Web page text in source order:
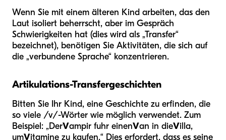
Wenn Sie mit einem älteren Kind arbeiten, das den
Laut isoliert beherrscht, aber im Gespräch
Schwierigkeiten hat (dies wird als „Transfer“
bezeichnet), benötigen Sie Aktivitäten, die sich auf
die „verbundene Sprache“ konzentrieren.
Artikulations-Transfergeschichten
Bitten Sie Ihr Kind, eine Geschichte zu erfinden, die
so viele /v/-Wörter wie möglich verwendet. Zum
Beispiel: „DerVampir fuhr einenVan in dieVilla,
umVitamine zu kaufen.“ Dies erfordert, dass es seine